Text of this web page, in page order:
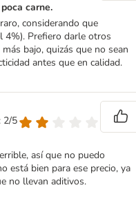
carne.
considerando que
4%). Prefiero darle otros
bajo, quizás que no sean
antes que en calidad.
2/5
así que no puedo
está bien para ese precio, ya
no llevan aditivos.